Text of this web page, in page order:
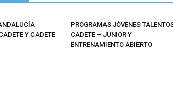
Y CADETE
PROGRAMAS JÓVENES
CADETE – JUNIOR Y
ENTRENAMIENTO ABIERTO